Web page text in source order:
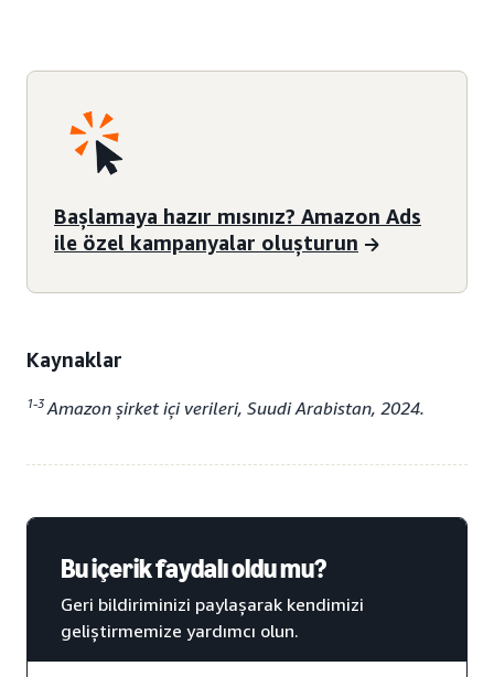
Başlamaya hazır mısınız? Amazon Ads
ile özel kampanyalar oluşturun
Kaynaklar
1-3 Amazon şirket içi verileri, Suudi Arabistan, 2024.
Bu içerik faydalı oldu mu?
Geri bildiriminizi paylaşarak kendimizi
geliştirmemize yardımcı olun.